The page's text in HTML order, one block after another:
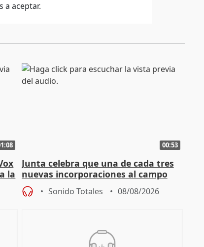
a aceptar.
la
00:53
Junta celebra que una de cada tres
nuevas incorporaciones al campo
andaluz son mujeres jóvenes
Sonido Totales 08/08/2026